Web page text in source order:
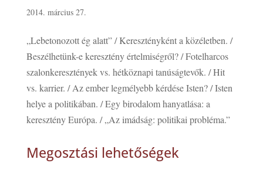
2014. március 27.
„Lebetonozott ég alatt” / Keresztényként a közéletben. /
Beszélhetünk-e keresztény értelmiségről? / Fotelharcos
szalonkeresztények vs. hétköznapi tanúságtevők. / Hit
vs. karrier. / Az ember legmélyebb kérdése Isten? / Isten
helye a politikában. / Egy birodalom hanyatlása: a
keresztény Európa. / „Az imádság: politikai probléma.”
Megosztási lehetőségek